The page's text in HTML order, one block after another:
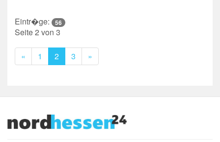
Eintr�ge: 56
Seite 2 von 3
« Previous
1 2 3 »